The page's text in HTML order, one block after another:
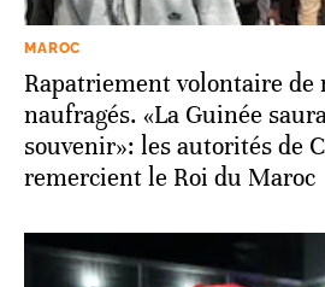
MAROC
Rapatriement volontaire de
naufragés. «La Guinée
souvenir»: les autorités de
remercient le Roi du Maroc